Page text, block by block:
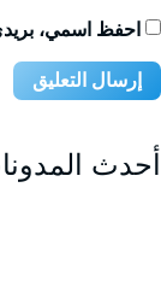
احفظ اسمي،
أحدث